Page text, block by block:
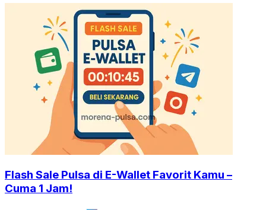
Flash Sale Pulsa di E-Wallet Favorit Kamu –
Cuma 1 Jam!